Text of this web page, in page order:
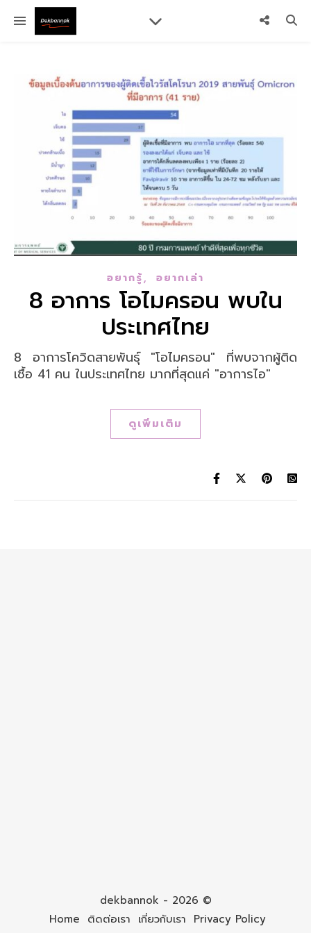
อยากรู้, อยากเล่า
8 อาการ โอไมครอน พบใน
ประเทศไทย
8 อาการโควิดสายพันธุ์ "โอไมครอน" ที่พบจากผู้ติด
เชื้อ 41 คน ในประเทศไทย มากที่สุดแค่ "อาการไอ"
ดูเพิ่มเติม
dekbannok - 2026 ©
Home ติดต่อเรา เกี่ยวกับเรา Privacy Policy